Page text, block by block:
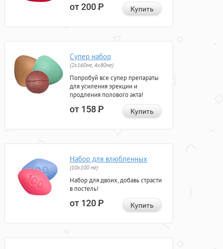
от 200Р Купить
Супер набор
(2х160мг, 4х80мг)
Попробуй все супер препараты
для усиления эрекции и
продления полового акта!
от 158Р Купить
Набор для влюбленных
(10х100 мг)
Набор для двоих, добавь страсти
в постель!
от 120Р Купить